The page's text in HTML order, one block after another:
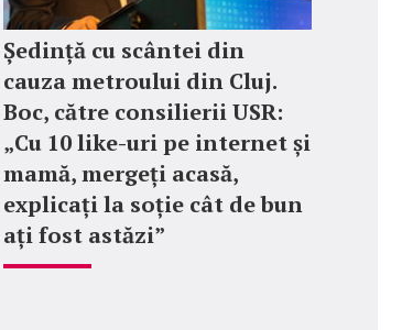
Ședință cu scântei din
cauza metroului din Cluj.
Boc, către consilierii USR:
„Cu 10 like-uri pe internet și
mamă, mergeți acasă,
explicați la soție cât de bun
ați fost astăzi”